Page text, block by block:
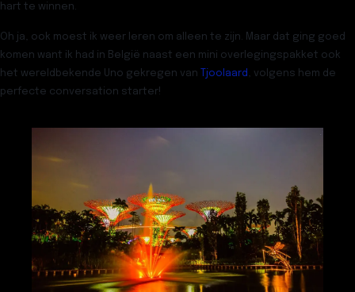
hart te winnen.
Oh ja, ook moest ik weer leren om alleen te zijn. Maar dat ging goed
komen want ik had in België naast een mini overlegingspakket ook
het wereldbekende Uno gekregen van
Tjoolaard , volgens hem de
perfecte conversation starter!